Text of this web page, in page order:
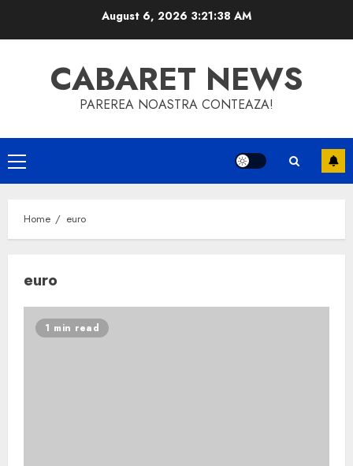
August 6, 2026 3:21:39 AM
CABARET NEWS
PAREREA NOASTRA CONTEAZA!
Primary
Menu
Home euro
euro
1 min read